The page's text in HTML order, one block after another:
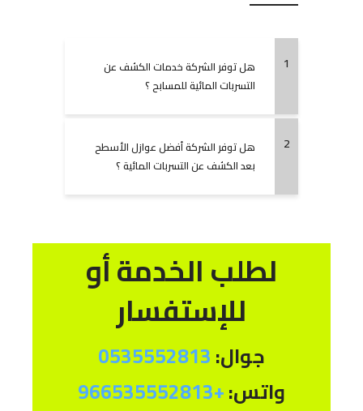
1
هل توفر الشركة خدمات الكشف عن
التسربات المائية للمسابح ؟
2
هل توفر الشركة أفضل عوازل الأسطح
بعد الكشف عن التسربات المائية ؟
لطلب الخدمة أو
للإستفسار
جوال:0535552813
واتس:+966535552813